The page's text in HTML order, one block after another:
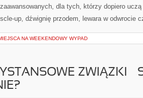
dla tych, którzy dopiero
up, dźwignię przodem, lewara w odwrocie
NA WEEKENDOWY WYPAD
ZWIĄZKI –